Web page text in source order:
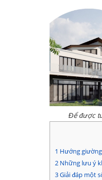
Để được
1 Hướng
2 Những lưu ý
3Giải đáp một